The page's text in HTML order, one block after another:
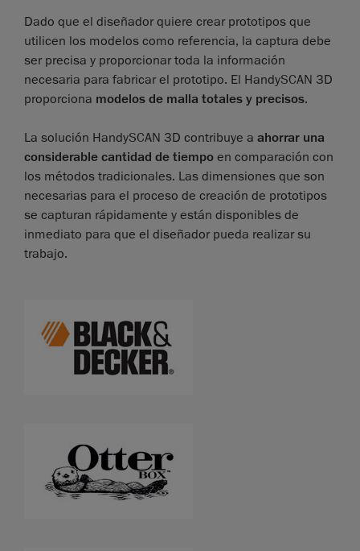
Dado que el diseñador quiere crear prototipos que
utilicen los modelos como referencia, la captura debe
ser precisa y proporcionar toda la información
necesaria para fabricar el prototipo. El HandySCAN 3D
proporciona modelos de malla totales y precisos.
La solución HandySCAN 3D contribuye a ahorrar una
considerable cantidad de tiempo en comparación con
los métodos tradicionales. Las dimensiones que son
necesarias para el proceso de creación de prototipos
se capturan rápidamente y están disponibles de
inmediato para que el diseñador pueda realizar su
trabajo.